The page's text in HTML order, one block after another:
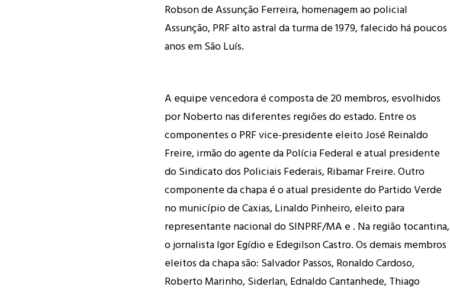
Robson de Assunção Ferreira, homenagem ao policial
Assunção, PRF alto astral da turma de 1979, falecido há poucos
anos em São Luís.
A equipe vencedora é composta de 20 membros, esvolhidos
por Noberto nas diferentes regiões do estado. Entre os
componentes o PRF vice-presidente eleito José Reinaldo
Freire, irmão do agente da Polícia Federal e atual presidente
do Sindicato dos Policiais Federais, Ribamar Freire. Outro
componente da chapa é o atual presidente do Partido Verde
no município de Caxias, Linaldo Pinheiro, eleito para
representante nacional do SINPRF/MA e . Na região tocantina,
o jornalista Igor Egídio e Edegilson Castro. Os demais membros
eleitos da chapa são: Salvador Passos, Ronaldo Cardoso,
Roberto Marinho, Siderlan, Ednaldo Cantanhede, Thiago